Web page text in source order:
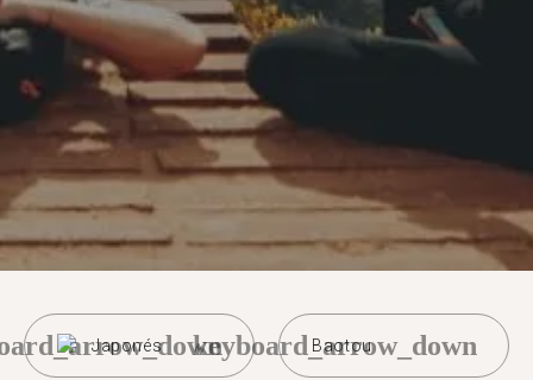
Japonés Baotou
keyboard_arrow_down